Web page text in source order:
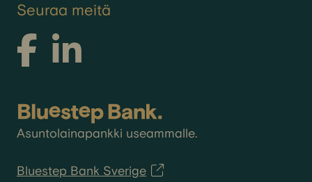
Asuntolainapankki useammalle.
Seuraa meitä
Bluestep Bank Sverige